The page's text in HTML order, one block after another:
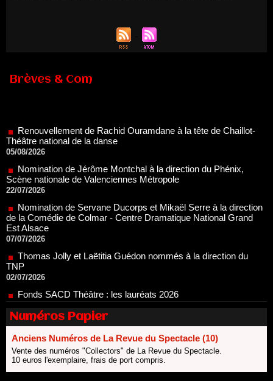
Brèves & Com
05/08/2026
Nomination de Jérôme Montchal à la direction du Phénix,
Scène nationale de Valenciennes Métropole
22/07/2026
Nomination de Servane Ducorps et Mikaël Serre à la direction
de la Comédie de Colmar - Centre Dramatique National Grand
Est Alsace
07/07/2026
Thomas Jolly et Laëtitia Guédon nommés à la direction du
TNP
02/07/2026
Fonds SACD Théâtre : les lauréats 2026
23/06/2026
Dispositif ARTCENA Écrire pour le cirque, les lauréats 2026 !
20/06/2026
Le palmarès des prix SACD 2026
18/06/2026
Les 10 lauréats du Fonds Grandes Formes Théâtre 2026
SACD
Numéros Papier
Anciens Numéros de La Revue du Spectacle (10)
Vente des numéros "Collectors" de La Revue du Spectacle.
10 euros l'exemplaire, frais de port compris.